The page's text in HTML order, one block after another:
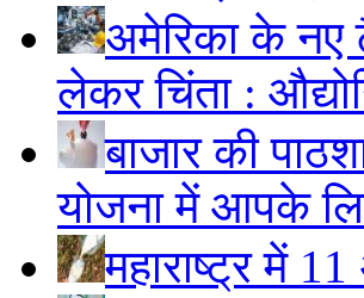
अमेरिका के नए
लेकर चिंता :
बाजार की
योजना में आपके
महाराष्ट्र में